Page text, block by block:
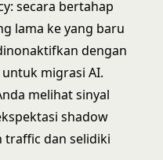
secara bertahap
lama ke yang baru
dengan
migrasi AI.
melihat sinyal
shadow
traffic dan selidiki